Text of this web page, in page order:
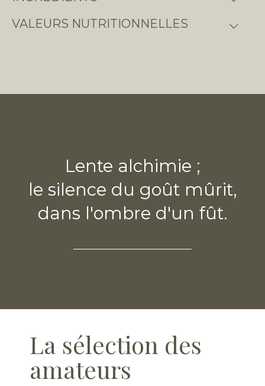
VALEURS NUTRITIONNELLES
Lente alchimie ;
le silence du goût mûrit,
dans l'ombre d'un fût.
La sélection des
amateurs